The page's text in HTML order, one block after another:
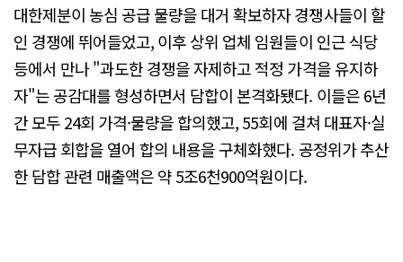
대한제분이 농심 공급 물량을 대거 확보하자 경쟁사들이 할
인 경쟁에 뛰어들었고, 이후 상위 업체 임원들이 인근 식당
등에서 만나 "과도한 경쟁을 자제하고 적정 가격을 유지하
자"는 공감대를 형성하면서 담합이 본격화됐다. 이들은 6년
간 모두 24회 가격·물량을 합의했고, 55회에 걸쳐 대표자·실
무자급 회합을 열어 합의 내용을 구체화했다. 공정위가 추산
한 담합 관련 매출액은 약 5조6천900억원이다.